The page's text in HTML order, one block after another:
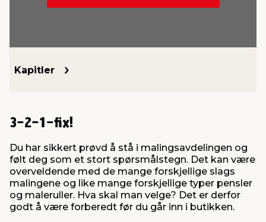
& stillas
& ugress
& stativer
data & TV
sko
Kapitler
3-2-1-fix!
Du har sikkert prøvd å stå i malingsavdelingen og
følt deg som et stort spørsmålstegn. Det kan være
overveldende med de mange forskjellige slags
malingene og like mange forskjellige typer pensler
og maleruller. Hva skal man velge? Det er derfor
godt å være forberedt før du går inn i butikken.